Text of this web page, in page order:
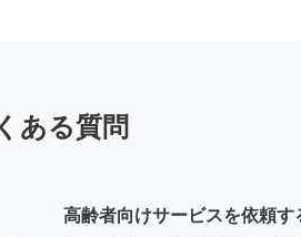
ある質問
高齢者向けサービスを依頼す